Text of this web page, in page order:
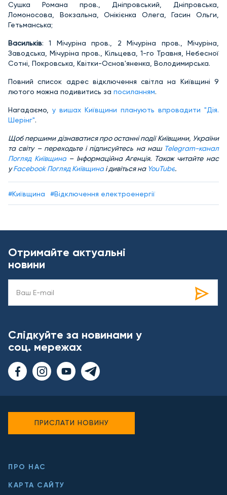
Сушка Романа пров., Дніпровський, Дніпровська,
Ломоносова, Вокзальна, Онікієнка Олега, Гасин Ольги,
Гетьманська;
Васильків: 1 Мічуріна пров., 2 Мічуріна пров., Мічуріна,
Заводська, Мічуріна пров., Кільцева, 1-го Травня, Небесної
Сотні, Покровська, Квітки-Основ'яненка, Володимирська.
Повний список адрес відключення світла на Київщині 9
лютого можна подивитись за посиланням.
Нагадаємо, у вишах Київщини планують впровадити "Дія.
Шерінг".
Щоб першими дізнаватися про останні події Київщини, України
та світу – переходьте і підписуйтесь на наш Telegram-канал
Погляд Київщина– Інформаційна Агенція. Також читайте нас
уFacebook Погляд Київщина і дивіться на YouTube.
#Київщина #Відключення електроенергії
Отримайте актуальні
новини
Слідкуйте за новинами у
соц. мережах
ПРО НАС
КАРТА САЙТУ
ПРИСЛАТИ НОВИНУ